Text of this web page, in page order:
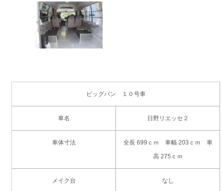
ビッグバン １０号車
車名 日野リエッセ２
車体寸法
全長 699ｃｍ 車幅 203ｃｍ 車
高 275ｃｍ
メイク台 なし